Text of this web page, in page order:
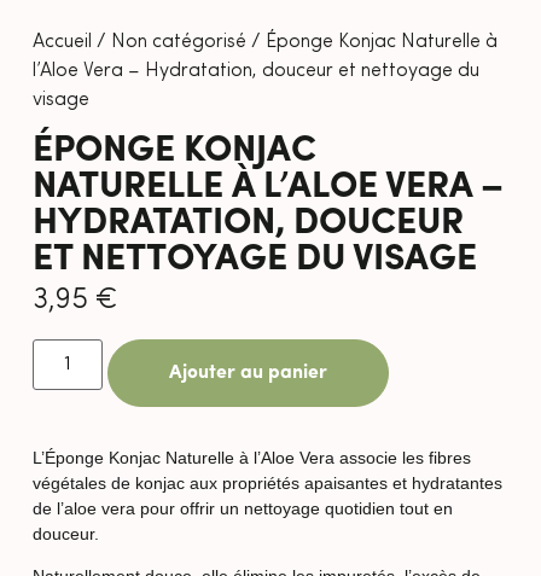
Accueil / Non catégorisé / Éponge Konjac Naturelle à
l’Aloe Vera – Hydratation, douceur et nettoyage du
visage
ÉPONGE KONJAC
NATURELLE À L’ALOE VERA –
HYDRATATION, DOUCEUR
ET NETTOYAGE DU VISAGE
3,95 €
Ajouter au panier
L’Éponge Konjac Naturelle à l’Aloe Vera associe les fibres
végétales de konjac aux propriétés apaisantes et hydratantes
de l’aloe vera pour offrir un nettoyage quotidien tout en
douceur.